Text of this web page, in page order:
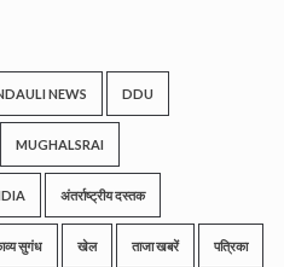
NEWS DDU
MUGHALSRAI
अंतर्राष्ट्रीय दस्तक
सुगंध खेल ताजा खबरें पत्रिका